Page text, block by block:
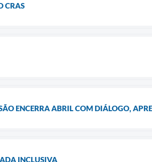
CRAS
ENCERRA ABRIL COM DIÁLOGO,
INCLUSIVA